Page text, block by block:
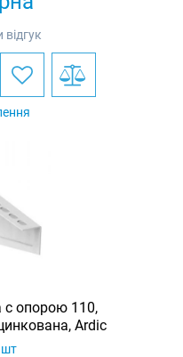
c опорою 110,
Ardic